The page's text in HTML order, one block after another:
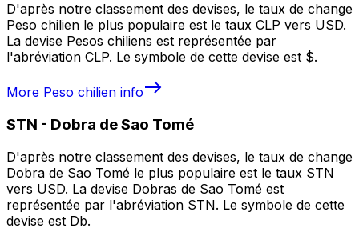
D'après notre classement des devises, le taux de change
Peso chilien le plus populaire est le taux CLP vers USD.
La devise Pesos chiliens est représentée par
l'abréviation CLP. Le symbole de cette devise est $.
More Peso chilien info
STN - Dobra de Sao Tomé
D'après notre classement des devises, le taux de change
Dobra de Sao Tomé le plus populaire est le taux STN
vers USD. La devise Dobras de Sao Tomé est
représentée par l'abréviation STN. Le symbole de cette
devise est Db.